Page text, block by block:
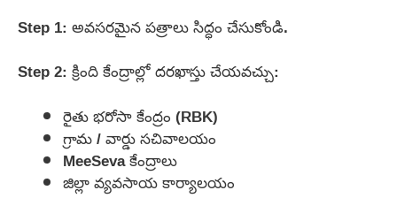
Step 1: అవసరమైన పత్రాలు సిద్ధం చేసుకోండి.
Step 2: క్రింది కేంద్రాల్లో దరఖాస్తు చేయవచ్చు:
రైతు భరోసా కేంద్రం (RBK)
గ్రామ / వార్డు సచివాలయం
MeeSeva కేంద్రాలు
జిల్లా వ్యవసాయ కార్యాలయం